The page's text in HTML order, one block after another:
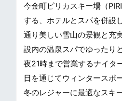
今金町ピリカスキー場（
する、ホテルとスパを併設
通り美しい雪山の景観と充
設内の温泉スパでゆったり
夜21時まで営業するナイタ
日を通じてウィンタースポ
冬のレジャーに最適なスキ